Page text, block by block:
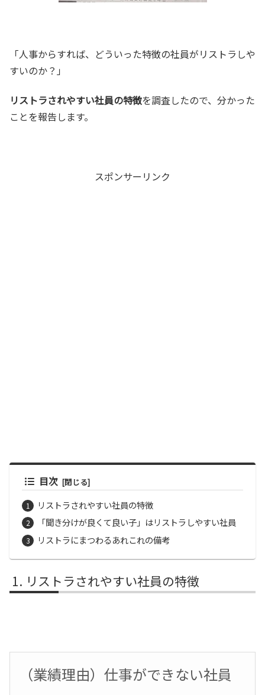
「人事からすれば、どういった特徴の社員がリストラしや
すいのか？」
リストラされやすい社員の特徴を調査したので、分かった
ことを報告します。
スポンサーリンク
目次
リストラされやすい社員の特徴
「聞き分けが良くて良い子」はリストラしやすい社員
リストラにまつわるあれこれの備考
リストラされやすい社員の特徴
（業績理由）仕事ができない社員